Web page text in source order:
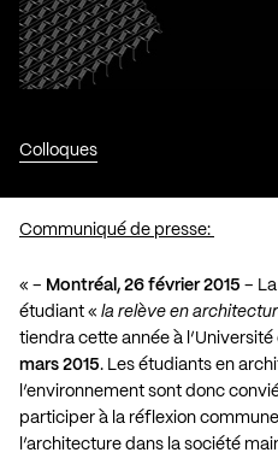
Colloques
Communiqué de presse:
« – Montréal, 26 février 2015 –
étudiant « la relève en
tiendra cette année à l’Université
mars 2015. Les étudiants en
l’environnement sont donc
participer à la réflexion
l’architecture dans la société